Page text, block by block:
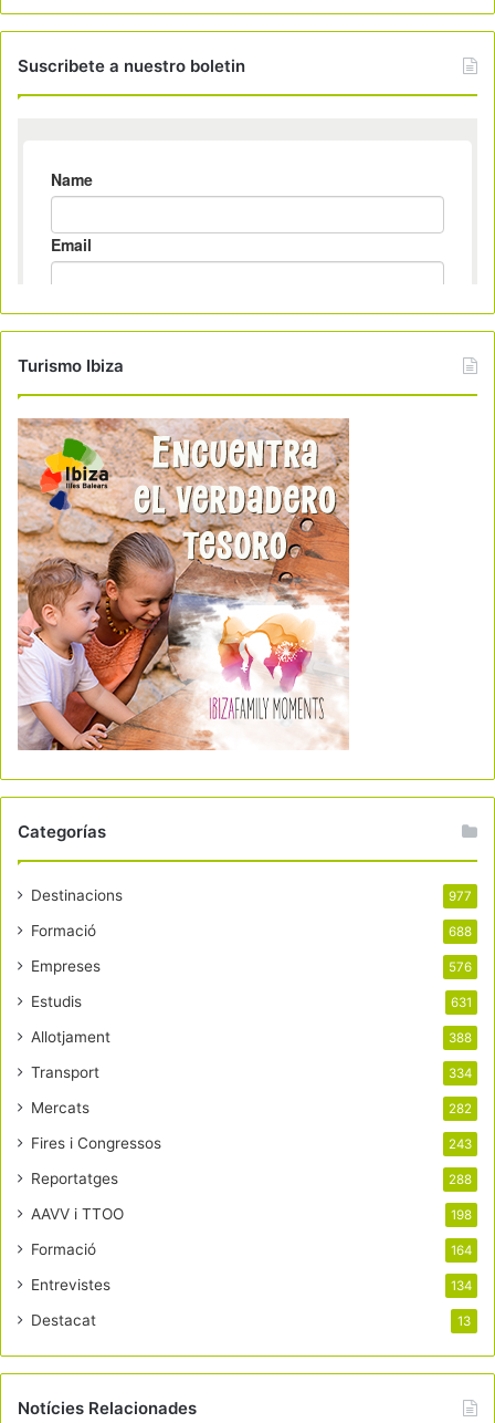
Suscribete a nuestro boletin
Turismo Ibiza
Categorías
Destinacions 977
Formació 688
Empreses 576
Estudis 631
Allotjament 388
Transport 334
Mercats 282
Fires i Congressos 243
Reportatges 288
AAVV i TTOO 198
Formació 164
Entrevistes 134
Destacat 13
Notícies Relacionades